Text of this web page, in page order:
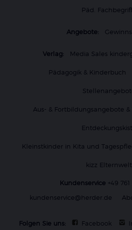
Päd.
Angebote:
Verlag: Media Sales
Pädagogik & Kinderbuch
Aus- & Fortbildungsangebote
Kleinstkinder in Kita und
kizz Elternwelt
Kundenservice +49
kundenservice@herder.de
Folgen Sie uns: Facebook